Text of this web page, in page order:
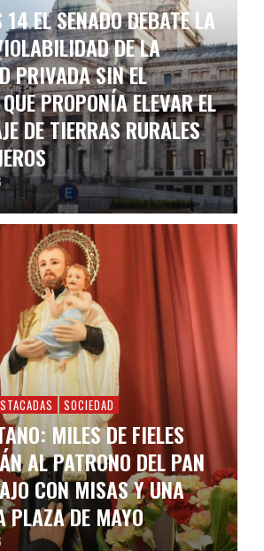
14 EL SENADO DEBATE LA
DE LA
PRIVADA SIN EL
PROPONÍA ELEVAR EL
DE TIERRAS RURALES
SOCIEDAD
MILES DE FIELES
AL PATRONO DEL PAN
CON MISAS Y UNA
PLAZA DE MAYO